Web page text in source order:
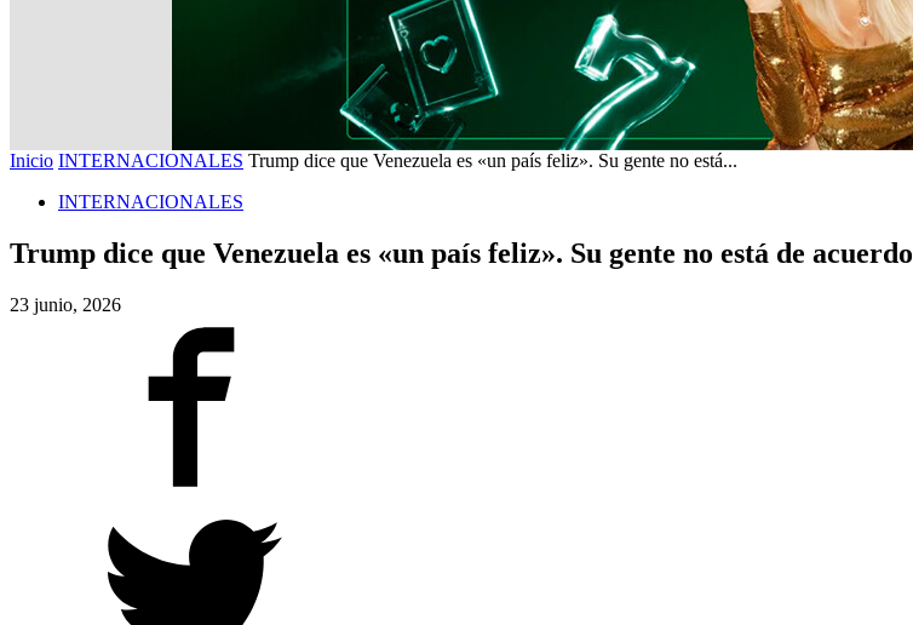
Inicio INTERNACIONALES Trump dice que Venezuela es «un país feliz». Su gente no está...
INTERNACIONALES
Trump dice que Venezuela es «un país feliz». Su gente no está de acuerdo
23 junio, 2026